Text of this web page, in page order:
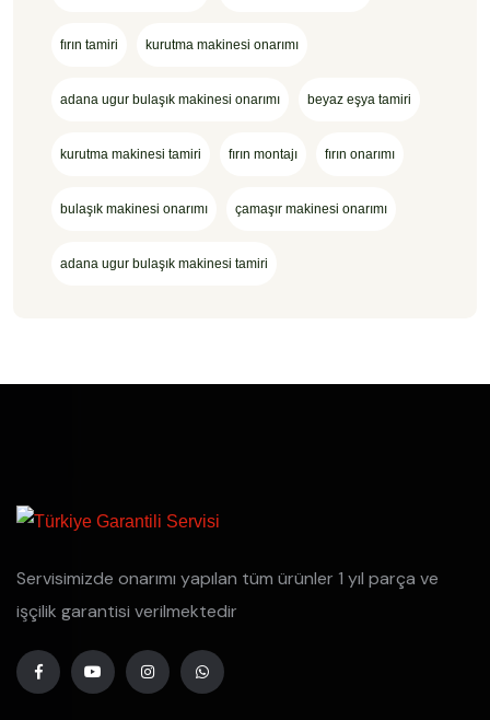
fırın tamiri kurutma makinesi onarımı
adana ugur bulaşık makinesi onarımı beyaz eşya tamiri
kurutma makinesi tamiri fırın montajı fırın onarımı
bulaşık makinesi onarımı çamaşır makinesi onarımı
adana ugur bulaşık makinesi tamiri
Servisimizde onarımı yapılan tüm ürünler 1 yıl parça ve
işçilik garantisi verilmektedir